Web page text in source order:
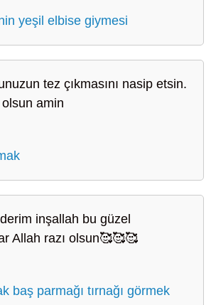
yeşil elbise giymesi
tez çıkmasını nasip etsin.
amin
inşallah bu güzel
Allah razı olsun🥰🥰🥰
baş parmağı tırnağı görmek